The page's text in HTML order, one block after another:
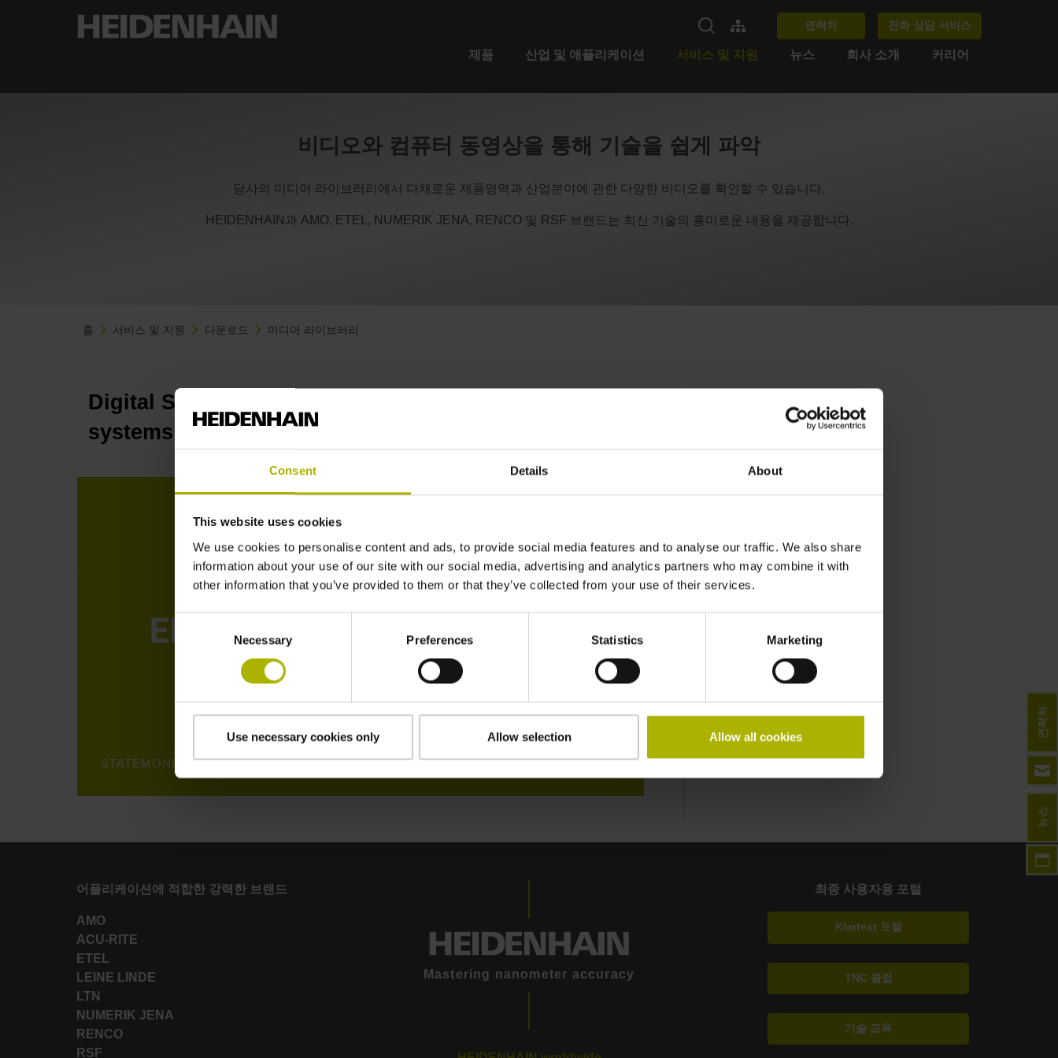
Consent Details About
This website uses cookies
We use cookies to personalise content and ads, to provide social media features and to analyse our traffic. We also share
information about your use of our site with our social media, advertising and analytics partners who may combine it with
other information that you’ve provided to them or that they’ve collected from your use of their services.
Consent
Selection
Necessary Preferences Statistics Marketing
Use necessary cookies only Allow selection Allow all cookies
연락처 전화 상담 서비스
제품 산업 및 애플리케이션 서비스 및 지원 뉴스 회사 소개 커리어
비디오와 컴퓨터 동영상을 통해 기술을 쉽게 파악
당사의 미디어 라이브러리에서 다채로운 제품영역과 산업분야에 관한 다양한 비디오를 확인할 수 있습니다.
HEIDENHAIN과 AMO, ETEL, NUMERIK JENA, RENCO 및 RSF 브랜드는 최신 기술의 흥미로운 내용을 제공합니다.
홈 서비스 및 지원 다운로드 미디어 라이브러리
Digital Shop Floor: connect StateMonitor to ERP
systems | HEIDENHAIN
STATEMONITOR: ERP AND MES CONNECTIVITY
어플리케이션에 적합한 강력한 브랜드
AMO
ACU-RITE
ETEL
LEINE LINDE
LTN
NUMERIK JENA
RENCO
RSF
Mastering nanometer accuracy
최종 사용자용 포털
Klartext 포털
TNC 클럽
기술 교육
뉴스
연락처